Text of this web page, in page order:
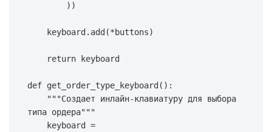
) )
    keyboard
. add (*buttons)
return keyboard
def get_order_type_keyboard ( ) :
"""Создает инлайн-клавиатуру для выбора
типа ордера"""
    keyboard
=